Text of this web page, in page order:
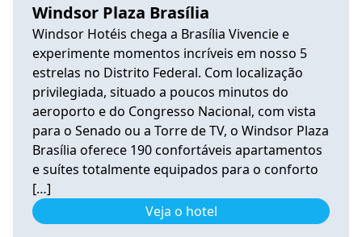
Windsor Plaza Brasília
Windsor Hotéis chega a Brasília Vivencie e
experimente momentos incríveis em nosso 5
estrelas no Distrito Federal. Com localização
privilegiada, situado a poucos minutos do
aeroporto e do Congresso Nacional, com vista
para o Senado ou a Torre de TV, o Windsor Plaza
Brasília oferece 190 confortáveis apartamentos
e suítes totalmente equipados para o conforto
[…]
Veja o hotel